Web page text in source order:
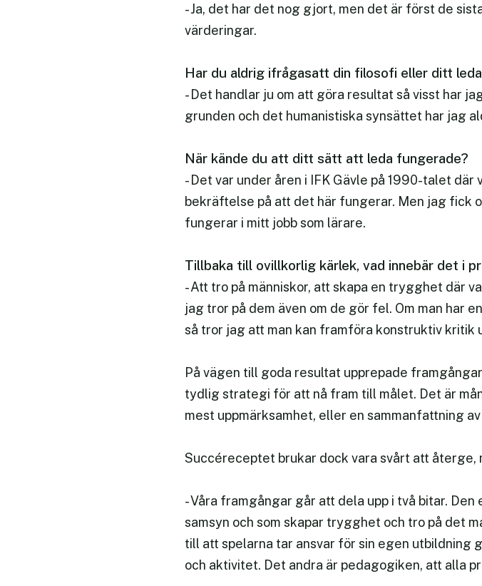
- Ja, det har det nog gjort, men det är först de
värderingar.
Har du aldrig ifrågasatt din filosofi eller ditt
- Det handlar ju om att göra resultat så visst har
grunden och det humanistiska synsättet har jag
När kände du att ditt sätt att leda fungerade?
- Det var under åren i IFK Gävle på 1990-talet
bekräftelse på att det här fungerar. Men jag fick
fungerar i mitt jobb som lärare.
Tillbaka till ovillkorlig kärlek, vad innebär det i
- Att tro på människor, att skapa en trygghet där
jag tror på dem även om de gör fel. Om man har
så tror jag att man kan framföra konstruktiv kritik
På vägen till goda resultat upprepade
tydlig strategi för att nå fram till målet. Det är
mest uppmärksamhet, eller en sammanfattning
Succéreceptet brukar dock vara svårt att återge,
- Våra framgångar går att dela upp i två bitar.
samsyn och som skapar trygghet och tro på det
till att spelarna tar ansvar för sin egen
och aktivitet. Det andra är pedagogiken, att alla